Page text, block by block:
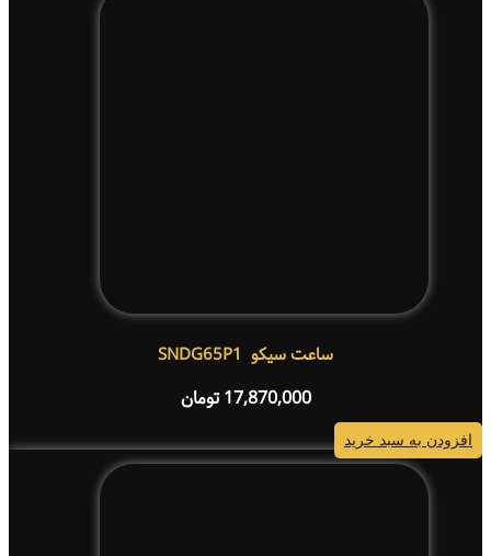
ساعت سیکو SNDG65P1
17,870,000 تومان
افزودن به سبد خرید